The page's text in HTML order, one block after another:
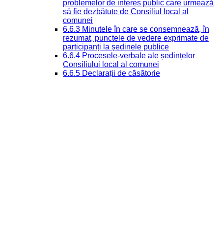
problemelor de interes public care urmează
să fie dezbătute de Consiliul local al
comunei
6.6.3 Minutele în care se consemnează, în
rezumat, punctele de vedere exprimate de
participanți la ședinele publice
6.6.4 Procesele-verbale ale ședințelor
Consiliului local al comunei
6.6.5 Declarații de căsătorie